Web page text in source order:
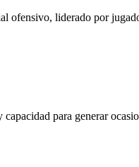
ofensivo, liderado por
para generar